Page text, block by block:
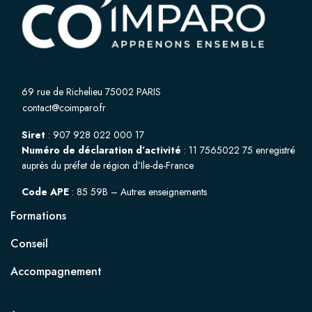
69 rue de Richelieu 75002 PARIS
contact@coimparo.fr
Siret : 907 928 022 000 17
Numéro de déclaration d’activité : 11 7565022 75 enregistré
auprès du préfet de région d’Ile-de-France
Code APE : 85 59B – Autres enseignements
Formations
Conseil
Accompagnement